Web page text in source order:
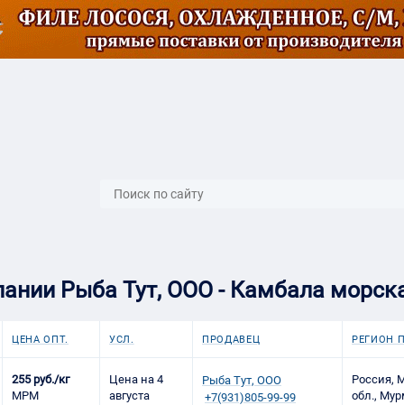
Рыба Тут, ООО - Камбала
ЦЕНА ОПТ. УСЛ. ПРОДАВЕЦ РЕГИОН
255 руб./кг
МРМ
Цена на 4
августа
Рыба Тут, ООО
+7(931)805-99-99
Россия,
обл.,